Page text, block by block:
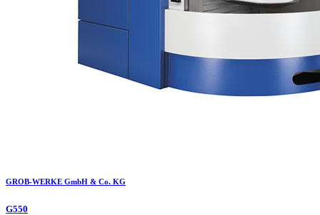
GROB-WERKE GmbH & Co. KG
G550